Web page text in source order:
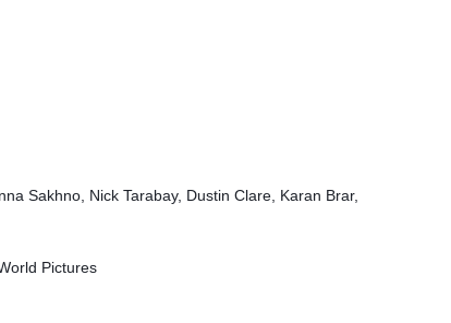
Sakhno, Nick Tarabay, Dustin Clare, Karan Brar,
Pictures